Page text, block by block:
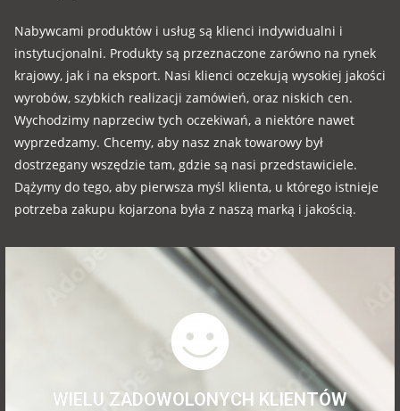
Nabywcami produktów i usług są klienci indywidualni i
instytucjonalni. Produkty są przeznaczone zarówno na rynek
krajowy, jak i na eksport. Nasi klienci oczekują wysokiej jakości
wyrobów, szybkich realizacji zamówień, oraz niskich cen.
Wychodzimy naprzeciw tych oczekiwań, a niektóre nawet
wyprzedzamy. Chcemy, aby nasz znak towarowy był
dostrzegany wszędzie tam, gdzie są nasi przedstawiciele.
Dążymy do tego, aby pierwsza myśl klienta, u którego istnieje
potrzeba zakupu kojarzona była z naszą marką i jakością.
WIELU ZADOWOLONYCH KLIENTÓW